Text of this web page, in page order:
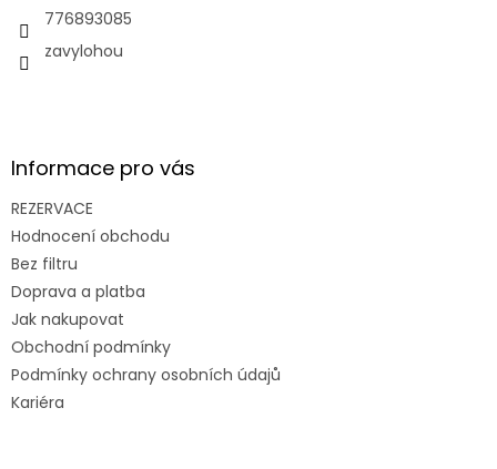
776893085
zavylohou
Informace pro vás
REZERVACE
Hodnocení obchodu
Bez filtru
Doprava a platba
Jak nakupovat
Obchodní podmínky
Podmínky ochrany osobních údajů
Kariéra